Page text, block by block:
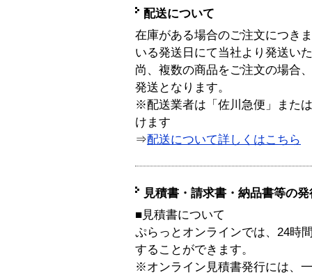
配送について
在庫がある場合のご注文につき
いる発送日にて当社より発送い
尚、複数の商品をご注文の場合
発送となります。
※配送業者は「佐川急便」また
けます
⇒配送について詳しくはこちら
見積書・請求書・納品書等の
■見積書について
ぷらっとオンラインでは、24時
することができます。
※オンライン見積書発行には、